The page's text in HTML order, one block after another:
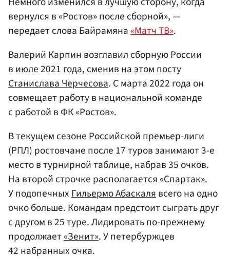
вернулся в «Ростов» после сборной», —
передает слова Байрамяна«Матч ТВ».
Валерий Карпин возглавил сборную России
в июле 2021 года, сменив на этом посту
Станислава Черчесова. С марта 2022 года он
совмещает работу в национальной команде
с работой в ФК «Ростов».
В текущем сезоне Российской премьер-лиги
(РПЛ) ростовчане после 17 туров занимают 3-е
место в турнирной таблице, набрав 35 очков.
На второй строчке располагается«Спартак».
У подопечныхГильермо Абаскалявсего на одно
очко больше. Командам предстоит сыграть друг
с другом в 25 туре. Лидировать по-прежнему
продолжает«Зенит». У петербуржцев
42 набранных очка.